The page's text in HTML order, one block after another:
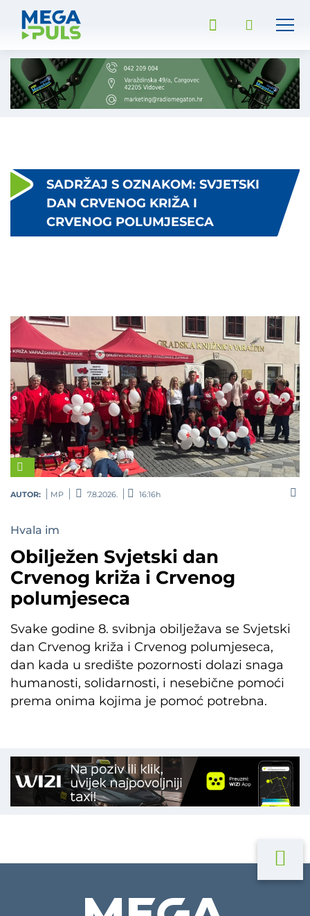
SADRŽAJ S OZNAKOM: SVJETSKI
DAN CRVENOG KRIŽA I
CRVENOG POLUMJESECA
AUTOR: MP 7.8.2026. 16:16h
Hvala im
Obilježen Svjetski dan
Crvenog križa i Crvenog
polumjeseca
Svake godine 8. svibnja obilježava se Svjetski
dan Crvenog križa i Crvenog polumjeseca,
dan kada u središte pozornosti dolazi snaga
humanosti, solidarnosti, i nesebične pomoći
prema onima kojima je pomoć potrebna.